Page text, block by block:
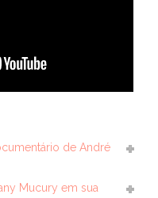
de André
Mucury em sua